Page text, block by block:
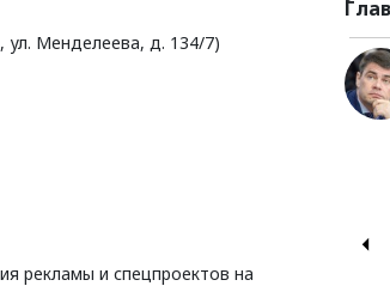
Менделеева, д. 134/7)
рекламы и спецпроектов на